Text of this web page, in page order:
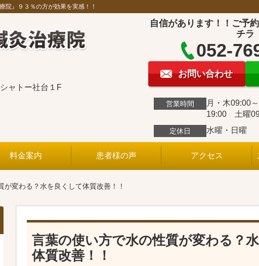
院』９３％の方が効果を実感！！
ャトー社台１F
自信があります！！ご予
チラ
052-
お問い合わせ
営業時間
月・木09:00
19:00 土曜
定休日 水曜・日曜
料金案内 患者様の声 アクセス
変わる？水を良くして体質改善！！
言葉の使い方で水の性質が変わる？
体質改善！！